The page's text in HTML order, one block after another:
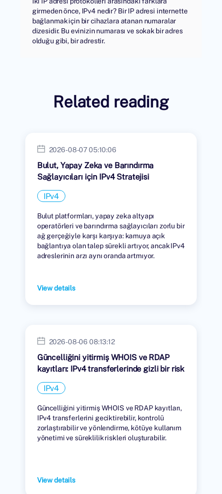
girmeden önce, IPv4 nedir? Bir IP adresi internette
bağlanmak için bir cihazlara atanan numaralar
dizesidir. Bu evinizin numarası ve sokak bir adres
olduğu gibi, bir adrestir.
Related reading
2026-08-07 05:10:06
Bulut, Yapay Zeka ve Barındırma
Sağlayıcıları için IPv4 Stratejisi
IPv4
Bulut platformları, yapay zeka altyapı
operatörleri ve barındırma sağlayıcıları zorlu bir
ağ gerçeğiyle karşı karşıya: kamuya açık
bağlantıya olan talep sürekli artıyor, ancak IPv4
adreslerinin arzı aynı oranda artmıyor.
View details
2026-08-06 08:13:12
Güncelliğini yitirmiş WHOIS ve RDAP
kayıtları: IPv4 transferlerinde gizli bir risk
IPv4
Güncelliğini yitirmiş WHOIS ve RDAP kayıtları,
IPv4 transferlerini geciktirebilir, kontrolü
zorlaştırabilir ve yönlendirme, kötüye kullanım
yönetimi ve süreklilik riskleri oluşturabilir.
View details